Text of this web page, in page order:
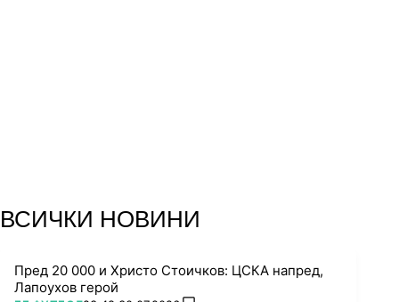
ВСИЧКИ НОВИНИ
Пред 20 000 и Христо Стоичков: ЦСКА напред,
Лапоухов герой